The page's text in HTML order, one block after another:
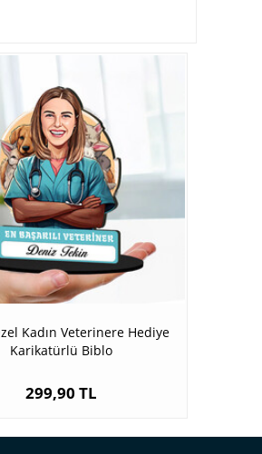
Kadın Veterinere Hediye
Karikatürlü Biblo
299,90 TL